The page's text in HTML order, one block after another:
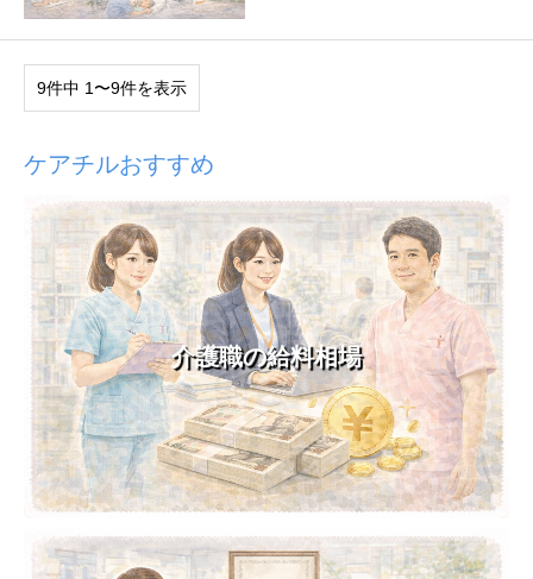
9件中 1〜9件を表示
ケアチルおすすめ
介護職の給料相場